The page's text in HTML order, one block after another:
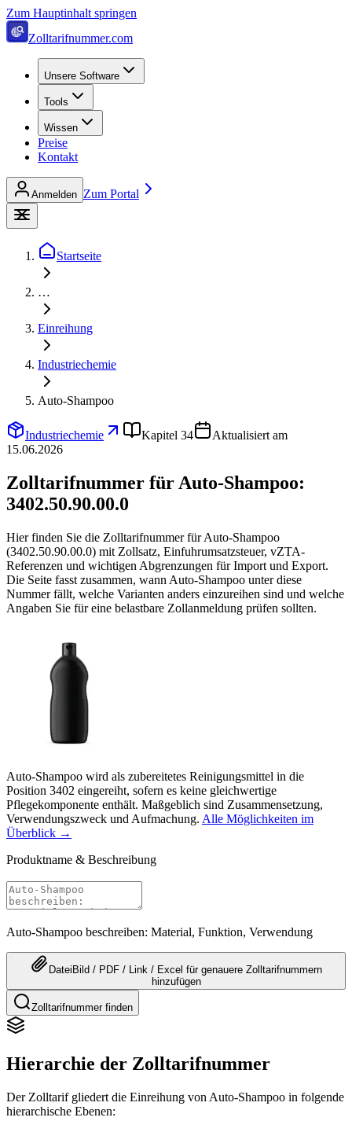
Zum Hauptinhalt springen
Zolltarifnummer.com
Unsere Software
Tools
Wissen
Preise
Kontakt
Anmelden Zum Portal
Startseite
…
Einreihung
Industriechemie
Auto-Shampoo
Industriechemie Kapitel 34
Aktualisiert am
15.06.2026
Zolltarifnummer für Auto-Shampoo:
3402.50.90.00.0
Hier finden Sie die Zolltarifnummer für Auto-Shampoo
(3402.50.90.00.0) mit Zollsatz, Einfuhrumsatzsteuer, vZTA-
Referenzen und wichtigen Abgrenzungen für Import und Export.
Die Seite fasst zusammen, wann Auto-Shampoo unter diese
Nummer fällt, welche Varianten anders einzureihen sind und welche
Angaben Sie für eine belastbare Zollanmeldung prüfen sollten.
Auto-Shampoo wird als zubereitetes Reinigungsmittel in die
Position 3402 eingereiht, sofern es keine gleichwertige
Pflegekomponente enthält. Maßgeblich sind Zusammensetzung,
Verwendungszweck und Aufmachung. Alle Möglichkeiten im
Überblick →
Produktname & Beschreibung
Auto-Shampoo beschreiben: Material, Funktion, Verwendung
Datei Bild / PDF / Link / Excel für genauere Zolltarifnummern
hinzufügen
Zolltarifnummer finden
Hierarchie der Zolltarifnummer
Der Zolltarif gliedert die Einreihung von Auto-Shampoo in folgende
hierarchische Ebenen: